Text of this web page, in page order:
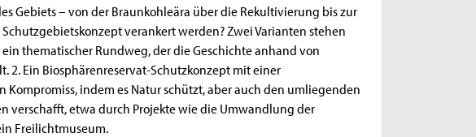
Gebiets – von der Braunkohleära über die Rekultivierung bis zur
verankert werden? Zwei Varianten stehen
thematischer Rundweg, der die Geschichte anhand von
2. Ein Biosphärenreservat-Schutzkonzept mit einer
Kompromiss, indem es Natur schützt, aber auch den umliegenden
verschafft, etwa durch Projekte wie die Umwandlung der
Freilichtmuseum.